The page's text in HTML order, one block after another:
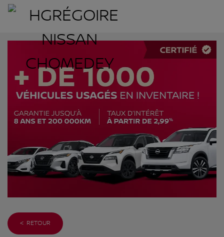
< RETOUR